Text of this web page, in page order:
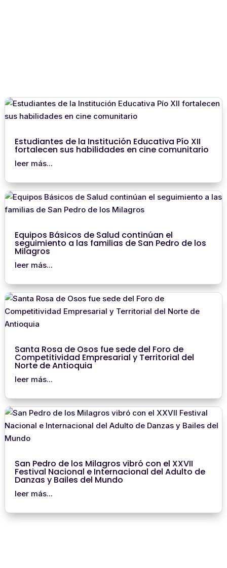
Estudiantes de la Institución Educativa Pío XII
fortalecen sus habilidades en cine comunitario
leer más...
Equipos Básicos de Salud continúan el
seguimiento a las familias de San Pedro de los
Milagros
leer más...
Santa Rosa de Osos fue sede del Foro de
Competitividad Empresarial y Territorial del
Norte de Antioquia
leer más...
San Pedro de los Milagros vibró con el XXVII
Festival Nacional e Internacional del Adulto de
Danzas y Bailes del Mundo
leer más...